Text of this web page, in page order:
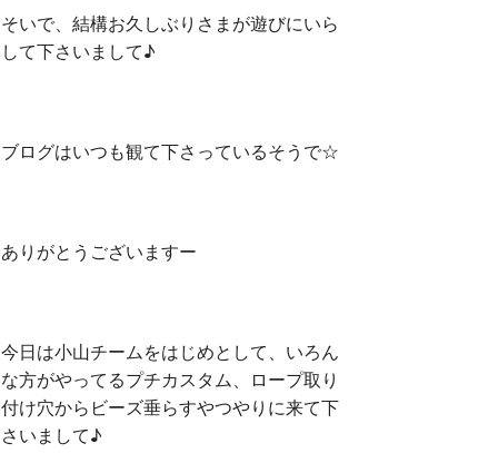
そいで、結構お久しぶりさまが遊びにいら
して下さいまして♪
ブログはいつも観て下さっているそうで☆
ありがとうございますー
今日は小山チームをはじめとして、いろん
な方がやってるプチカスタム、ロープ取り
付け穴からビーズ垂らすやつやりに来て下
さいまして♪